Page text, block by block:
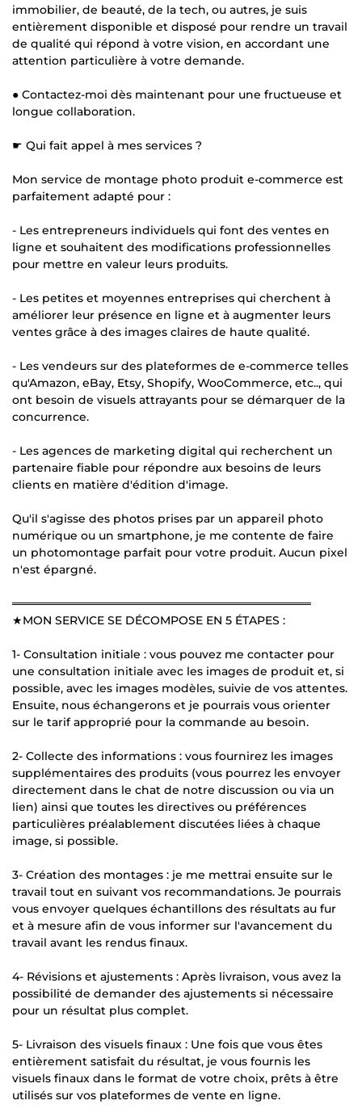
immobilier, de beauté, de la tech, ou autres, je suis
entièrement disponible et disposé pour rendre un travail
de qualité qui répond à votre vision, en accordant une
attention particulière à votre demande.
● Contactez-moi dès maintenant pour une fructueuse et
longue collaboration.
☛ Qui fait appel à mes services ?
Mon service de montage photo produit e-commerce est
parfaitement adapté pour :
- Les entrepreneurs individuels qui font des ventes en
ligne et souhaitent des modifications professionnelles
pour mettre en valeur leurs produits.
- Les petites et moyennes entreprises qui cherchent à
améliorer leur présence en ligne et à augmenter leurs
ventes grâce à des images claires de haute qualité.
- Les vendeurs sur des plateformes de e-commerce telles
qu'Amazon, eBay, Etsy, Shopify, WooCommerce, etc.., qui
ont besoin de visuels attrayants pour se démarquer de la
concurrence.
- Les agences de marketing digital qui recherchent un
partenaire fiable pour répondre aux besoins de leurs
clients en matière d'édition d'image.
Qu'il s'agisse des photos prises par un appareil photo
numérique ou un smartphone, je me contente de faire
un photomontage parfait pour votre produit. Aucun pixel
n'est épargné.
═════════════════════════════════════
★MON SERVICE SE DÉCOMPOSE EN 5 ÉTAPES :
1- Consultation initiale : vous pouvez me contacter pour
une consultation initiale avec les images de produit et, si
possible, avec les images modèles, suivie de vos attentes.
Ensuite, nous échangerons et je pourrais vous orienter
sur le tarif approprié pour la commande au besoin.
2- Collecte des informations : vous fournirez les images
supplémentaires des produits (vous pourrez les envoyer
directement dans le chat de notre discussion ou via un
lien) ainsi que toutes les directives ou préférences
particulières préalablement discutées liées à chaque
image, si possible.
3- Création des montages : je me mettrai ensuite sur le
travail tout en suivant vos recommandations. Je pourrais
vous envoyer quelques échantillons des résultats au fur
et à mesure afin de vous informer sur l'avancement du
travail avant les rendus finaux.
4- Révisions et ajustements : Après livraison, vous avez la
possibilité de demander des ajustements si nécessaire
pour un résultat plus complet.
5- Livraison des visuels finaux : Une fois que vous êtes
entièrement satisfait du résultat, je vous fournis les
visuels finaux dans le format de votre choix, prêts à être
utilisés sur vos plateformes de vente en ligne.